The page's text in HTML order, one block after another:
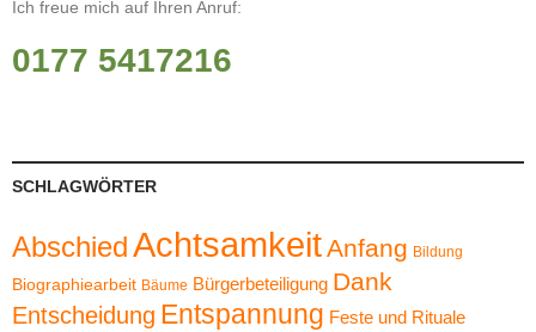
Ich freue mich auf Ihren Anruf:
0177 5417216
SCHLAGWÖRTER
AbschiedAchtsamkeitAnfang Bildung
Biographiearbeit Bäume Bürgerbeteiligung Dank
Entscheidung Entspannung Feste und Rituale